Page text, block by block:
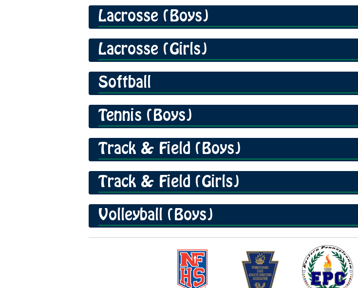
Lacrosse (Boys)
Lacrosse (Girls)
Softball
Tennis (Boys)
Track & Field (Boys)
Track & Field (Girls)
Volleyball (Boys)